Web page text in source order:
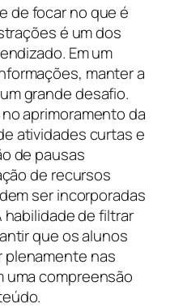
de focar no que é
é um dos
Em um
manter a
grande desafio.
aprimoramento da
atividades curtas e
de pausas
de recursos
ser incorporadas
habilidade de filtrar
que os alunos
plenamente nas
compreensão